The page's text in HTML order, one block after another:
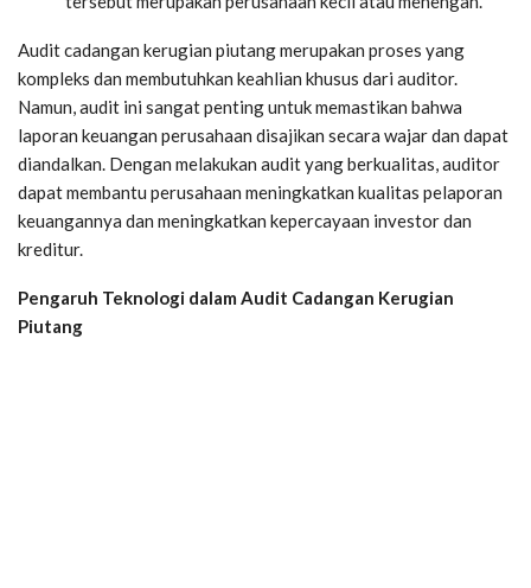
Audit cadangan kerugian piutang merupakan proses yang
kompleks dan membutuhkan keahlian khusus dari auditor.
Namun, audit ini sangat penting untuk memastikan bahwa
laporan keuangan perusahaan disajikan secara wajar dan dapat
diandalkan. Dengan melakukan audit yang berkualitas, auditor
dapat membantu perusahaan meningkatkan kualitas pelaporan
keuangannya dan meningkatkan kepercayaan investor dan
kreditur.
Pengaruh Teknologi dalam Audit Cadangan Kerugian
Piutang